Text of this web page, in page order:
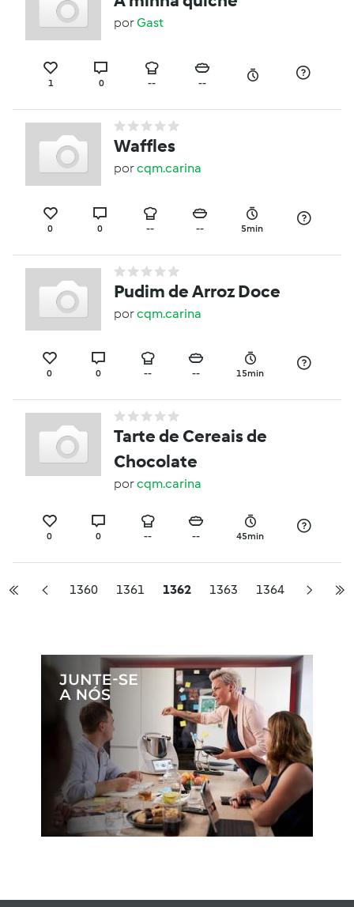
porGast
1 0 -- --
Waffles
porcqm.carina
0 0 -- -- 5min
Pudim de Arroz Doce
porcqm.carina
0 0 -- -- 15min
Tarte de Cereais de
Chocolate
porcqm.carina
0 0 -- -- 45min
1360 1361 1362 1363 1364